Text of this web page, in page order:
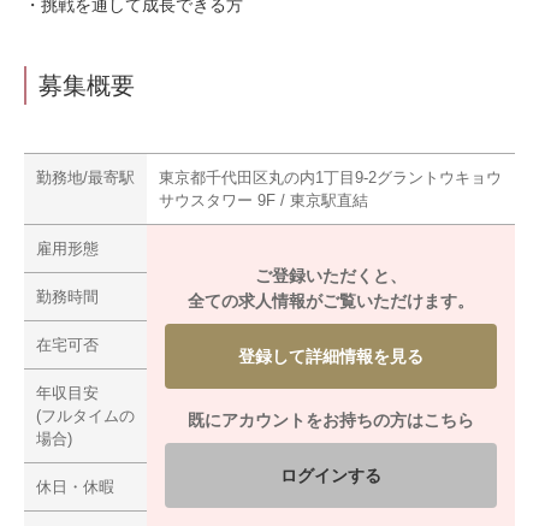
・挑戦を通して成長できる方
募集概要
勤務地/最寄駅
東京都千代田区丸の内1丁目9-2グラントウキョウ
サウスタワー 9F / 東京駅直結
雇用形態
勤務時間
在宅可否
年収目安
(フルタイムの
場合)
休日・休暇
ご登録いただくと、
全ての求人情報がご覧いただけます。
登録して詳細情報を見る
既にアカウントをお持ちの方はこちら
ログインする